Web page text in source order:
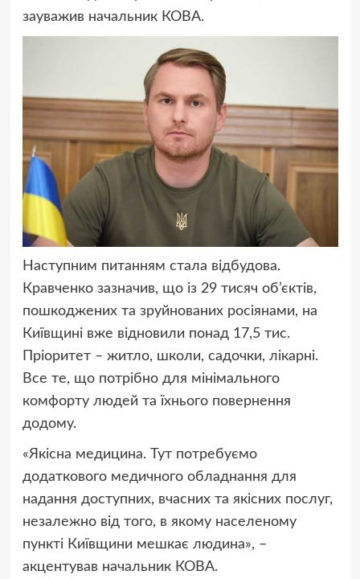
зауважив начальник КОВА.
Наступним питанням стала відбудова.
Кравченко зазначив, що із 29 тисяч об’єктів,
пошкоджених та зруйнованих росіянами, на
Київщині вже відновили понад 17,5 тис.
Пріоритет – житло, школи, садочки, лікарні.
Все те, що потрібно для мінімального
комфорту людей та їхнього повернення
додому.
«Якісна медицина. Тут потребуємо
додаткового медичного обладнання для
надання доступних, вчасних та якісних послуг,
незалежно від того, в якому населеному
пункті Київщини мешкає людина», –
акцентував начальник КОВА.